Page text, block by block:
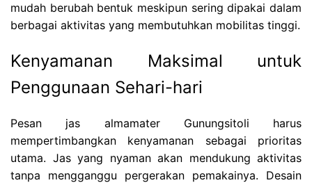
mudah berubah bentuk meskipun sering dipakai dalam
berbagai aktivitas yang membutuhkan mobilitas tinggi.
Kenyamanan Maksimal untuk
Penggunaan Sehari-hari
Pesan jas almamater Gunungsitoli harus
mempertimbangkan kenyamanan sebagai prioritas
utama. Jas yang nyaman akan mendukung aktivitas
tanpa mengganggu pergerakan pemakainya. Desain